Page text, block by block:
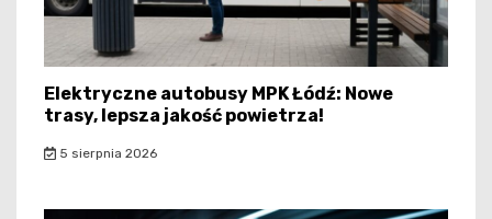
Elektryczne autobusy MPK Łódź: Nowe
trasy, lepsza jakość powietrza!
5 sierpnia 2026